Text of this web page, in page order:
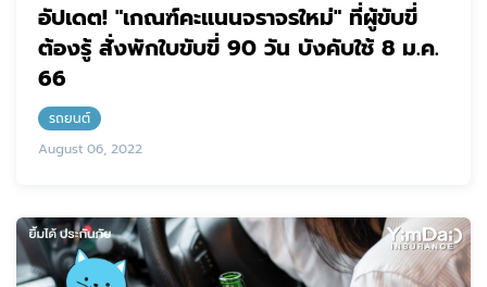
อัปเดต! "เกณฑ์คะแนนจราจรใหม่" ที่ผู้ขับขี่
ต้องรู้ สั่งพักใบขับขี่ 90 วัน บังคับใช้ 8 ม.ค.
66
รถยนต์
August 06, 2022